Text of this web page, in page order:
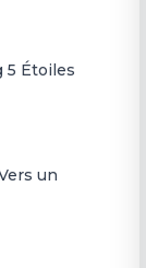
5 Étoiles
un